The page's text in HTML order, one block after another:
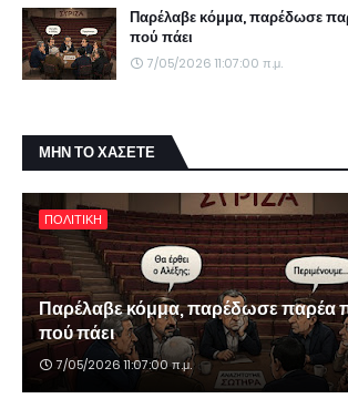
Παρέλαβε κόμμα, παρέδωσε
πού πάει
7/05/2026 11:07:00 π.μ.
ΜΗΝ ΤΟ ΧΑΣΕΤΕ
ΠΟΛΙΤΙΚΗ
Παρέλαβε κόμμα, παρέδωσε παρέα
πού πάει
7/05/2026 11:07:00 π.μ.